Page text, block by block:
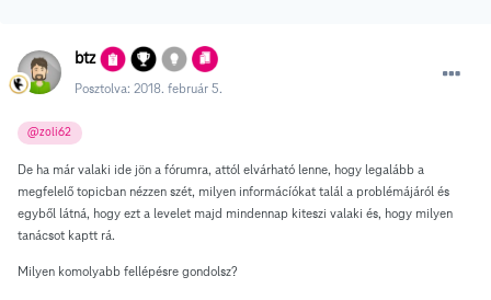
btz
Posztolva: 2018. február 5.
@zoli62
De ha már valaki ide jön a fórumra, attól elvárható lenne, hogy legalább a
megfelelő topicban nézzen szét, milyen informácíókat talál a problémájáról és
egyből látná, hogy ezt a levelet majd mindennap kiteszi valaki és, hogy milyen
tanácsot kaptt rá.
Milyen komolyabb fellépésre gondolsz?